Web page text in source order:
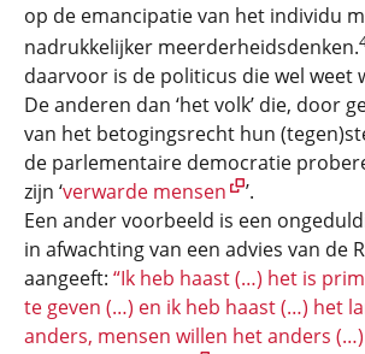
op de emancipatie van het individu
nadrukkelijker meerderheidsdenken.
daarvoor is de politicus die wel weet
De anderen dan ‘het volk’ die, door
van het betogingsrecht hun
de parlementaire democratie
zijn ‘verwarde mensen
’.
Een ander voorbeeld is een
in afwachting van een advies van de
aangeeft: “Ik heb haast (…) het is
te geven (…) en ik heb haast (…) het
anders, mensen willen het anders